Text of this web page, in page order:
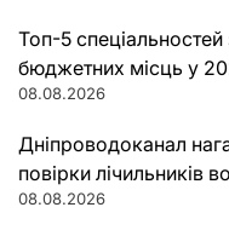
Топ-5
бюджетних місць у
08.08.2026
Дніпроводоканал
повірки лічильників
08.08.2026